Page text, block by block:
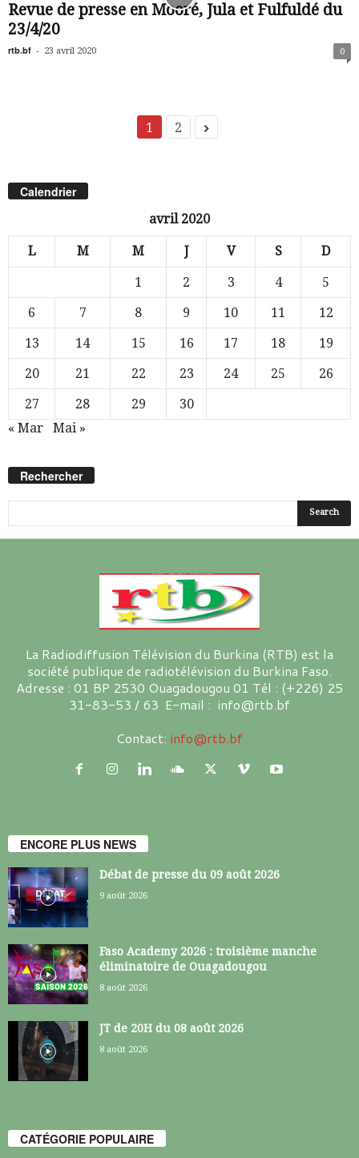
Revue de presse en Mooré, Jula et Fulfuldé du
23/4/20
rtb.bf - 23 avril 2020 0
1 2
Calendrier
avril 2020
L M M J V S D
1 2 3 4
5
6
7 8 9 10 11
12
13
14 15 16 17 18
19
20
21 22 23 24 25
26
27
28 29
30
« Mar
Mai »
Rechercher
La Radiodiffusion Télévision du Burkina (RTB) est la
société publique de radiotélévision du Burkina Faso.
Adresse : 01 BP 2530 Ouagadougou 01 Tél : (+226) 25
31-83-53 / 63 E-mail : info@rtb.bf
Contact: info@rtb.bf
ENCORE PLUS NEWS
Débat de presse du 09 août 2026
9 août 2026
Faso Academy 2026 : troisième manche
éliminatoire de Ouagadougou
8 août 2026
JT de 20H du 08 août 2026
8 août 2026
CATÉGORIE POPULAIRE